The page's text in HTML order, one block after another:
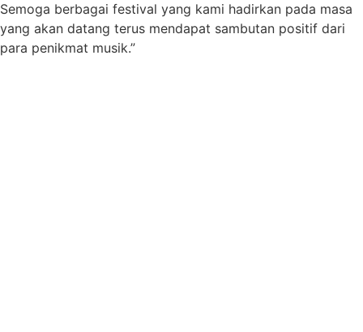
Semoga berbagai festival yang kami hadirkan pada masa
yang akan datang terus mendapat sambutan positif dari
para penikmat musik.”